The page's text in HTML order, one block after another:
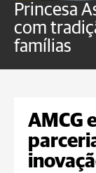
Princesa
com
famílias
AMCG